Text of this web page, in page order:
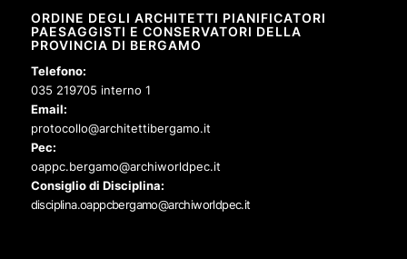
ORDINE DEGLI ARCHITETTI PIANIFICATORI
PAESAGGISTI E CONSERVATORI DELLA
PROVINCIA DI BERGAMO
Telefono:
035 219705 interno 1
Email:
protocollo@architettibergamo.it
Pec:
oappc.bergamo@archiworldpec.it
Consiglio di Disciplina:
disciplina.oappcbergamo@archiworldpec.it